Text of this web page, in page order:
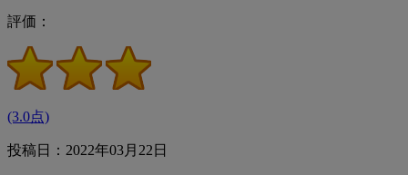
評価：
(3.0点)
投稿日：2022年03月22日